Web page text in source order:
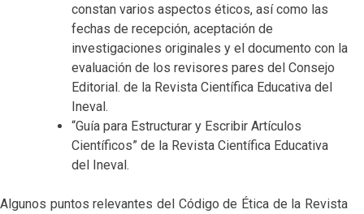
constan varios aspectos éticos, así como las
fechas de recepción, aceptación de
investigaciones originales y el documento con la
evaluación de los revisores pares del Consejo
Editorial. de la Revista Científica Educativa del
Ineval.
“Guía para Estructurar y Escribir Artículos
Científicos” de la Revista Científica Educativa
del Ineval.
Algunos puntos relevantes del Código de Ética de la Revista